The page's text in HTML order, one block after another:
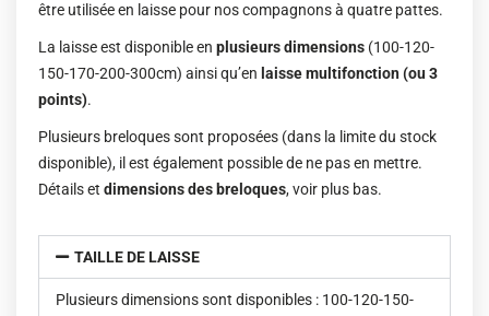
être utilisée en laisse pour nos compagnons à quatre pattes.
La laisse est disponible en plusieurs dimensions (100-120-
150-170-200-300cm) ainsi qu’en laisse multifonction (ou 3
points).
Plusieurs breloques sont proposées (dans la limite du stock
disponible), il est également possible de ne pas en mettre.
Détails et dimensions des breloques, voir plus bas.
TAILLE DE LAISSE
Plusieurs dimensions sont disponibles : 100-120-150-